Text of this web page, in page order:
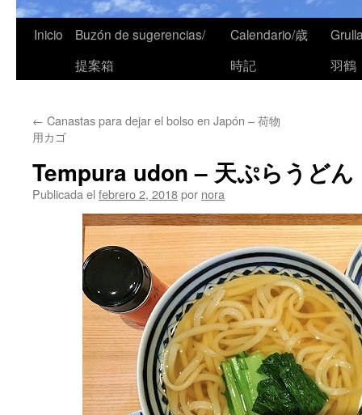
Inicio
Buzón de sugerencias/
提案箱
Calendario/歳
時記
羽鶴
← Canastas para dejar el bolso en Japón – 荷物
用カゴ
Tempura udon – 天ぷらうどん
Publicada el febrero 2, 2018por nora